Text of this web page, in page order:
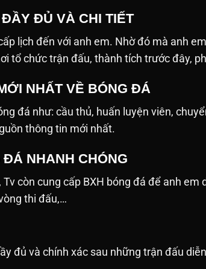
ĐỦ VÀ CHI TIẾT
lịch đến với anh em. Nhờ đó mà anh
tổ chức trận đấu, thành tích trước đây,
NHẤT VỀ BÓNG ĐÁ
đá như: cầu thủ, huấn luyện viên,
thông tin mới nhất.
NHANH CHÓNG
còn cung cấp BXH bóng đá để anh
thi đấu,…
đủ và chính xác sau những trận đấu